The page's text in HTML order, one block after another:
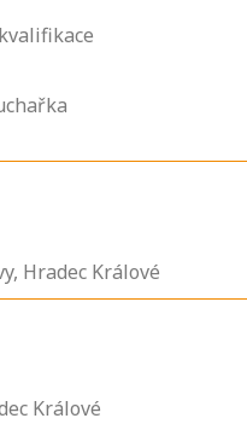
Hradec Králové
Králové